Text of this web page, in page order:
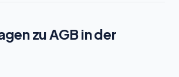
zu AGB in der